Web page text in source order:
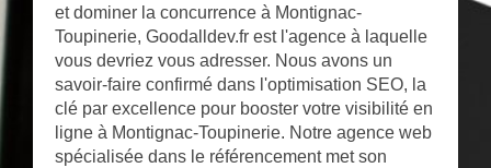
et dominer la concurrence à Montignac-
Toupinerie, Goodalldev.fr est l'agence à laquelle
vous devriez vous adresser. Nous avons un
savoir-faire confirmé dans l'optimisation SEO, la
clé par excellence pour booster votre visibilité en
ligne à Montignac-Toupinerie. Notre agence web
spécialisée dans le référencement met son